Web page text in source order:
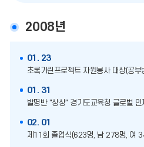
2008년
01. 23
초록기린프로젝트 자원봉사 대상(공
01. 31
발명반 "상상" 경기도교육청 글로벌 인
02. 01
제11회 졸업식(623명, 남 278명, 여